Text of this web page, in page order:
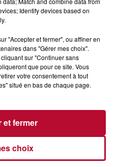
Voir plus
Identify devices based on
"Accepter et fermer", ou affiner en
dans "Gérer mes choix".
sur "Continuer sans
que pour ce site. Vous
votre consentement à tout
situé en bas de chaque page.
choix
et fermer